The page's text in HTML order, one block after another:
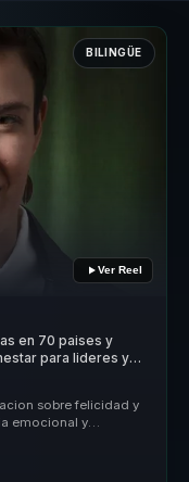
BILINGÜE
Ver Reel
en 70 paises y
para lideres y
sobre felicidad y
emocional y